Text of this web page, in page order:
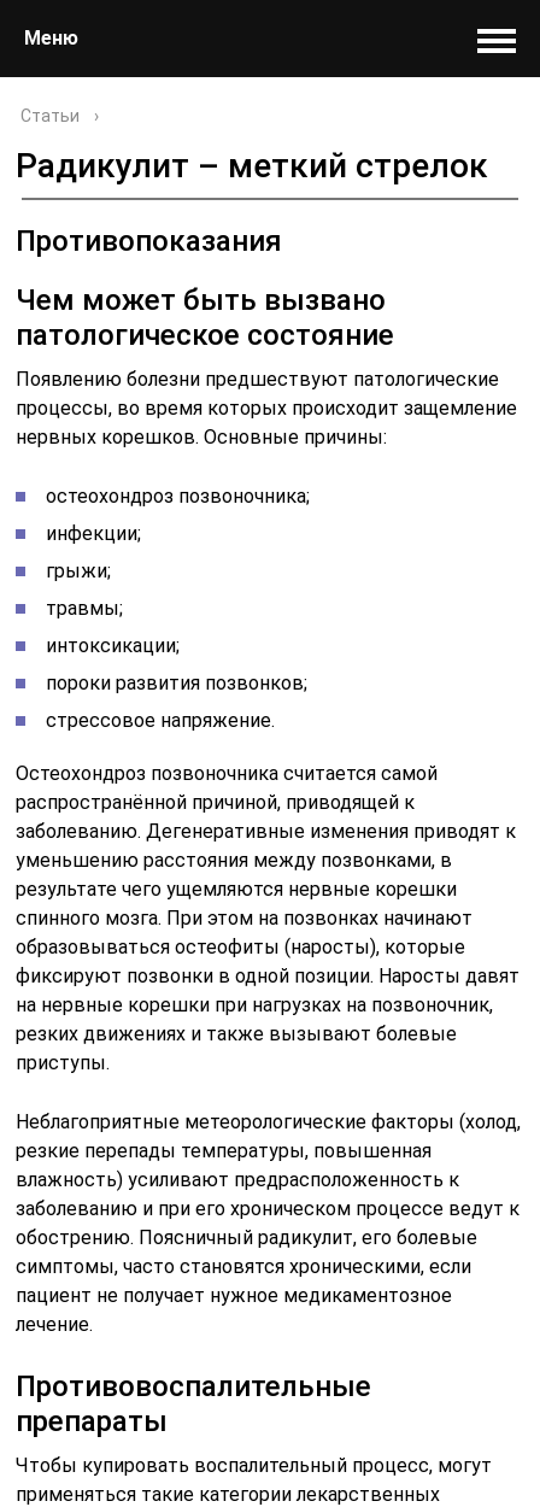
Меню
Статьи ›
Радикулит – меткий стрелок
Противопоказания
Чем может быть вызвано
патологическое состояние
Появлению болезни предшествуют патологические
процессы, во время которых происходит защемление
нервных корешков. Основные причины:
остеохондроз позвоночника;
инфекции;
грыжи;
травмы;
интоксикации;
пороки развития позвонков;
стрессовое напряжение.
Остеохондроз позвоночника считается самой
распространённой причиной, приводящей к
заболеванию. Дегенеративные изменения приводят к
уменьшению расстояния между позвонками, в
результате чего ущемляются нервные корешки
спинного мозга. При этом на позвонках начинают
образовываться остеофиты (наросты), которые
фиксируют позвонки в одной позиции. Наросты давят
на нервные корешки при нагрузках на позвоночник,
резких движениях и также вызывают болевые
приступы.
Неблагоприятные метеорологические факторы (холод,
резкие перепады температуры, повышенная
влажность) усиливают предрасположенность к
заболеванию и при его хроническом процессе ведут к
обострению. Поясничный радикулит, его болевые
симптомы, часто становятся хроническими, если
пациент не получает нужное медикаментозное
лечение.
Противовоспалительные
препараты
Чтобы купировать воспалительный процесс, могут
применяться такие категории лекарственных